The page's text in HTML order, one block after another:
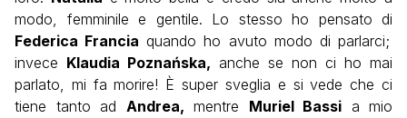
modo, femminile e gentile. Lo stesso ho pensato di
Federica Francia quando ho avuto modo di parlarci;
invece Klaudia Poznańska, anche se non ci ho mai
parlato, mi fa morire! È super sveglia e si vede che ci
tiene tanto ad Andrea, mentre Muriel Bassi a mio